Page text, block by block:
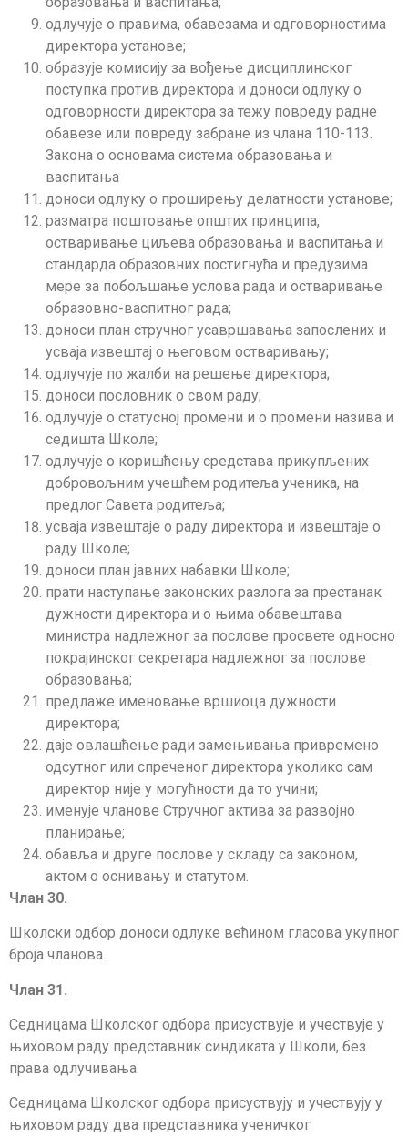
одлучује о правима, обавезама и одговорностима
директора установе;
образује комисију за вођење дисциплинског
поступка против директора и доноси одлуку о
одговорности директора за тежу повреду радне
обавезе или повреду забране из члана 110-113.
Закона о основама система образовања и
васпитања
доноси одлуку о проширењу делатности установе;
разматра поштовање општих принципа,
остваривање циљева образовања и васпитања и
стандарда образовних постигнућа и предузима
мере за побољшање услова рада и остваривање
образовно-васпитног рада;
доноси план стручног усавршавања запослених и
усваја извештај о његовом остваривању;
одлучује по жалби на решење директора;
доноси пословник о свом раду;
одлучује о статусној промени и о промени назива и
седишта Школе;
одлучује о коришћењу средстава прикупљених
добровољним учешћем родитеља ученика, на
предлог Савета родитеља;
усваја извештаје о раду директора и извештаје о
раду Школе;
доноси план јавних набавки Школе;
прати наступање законских разлога за престанак
дужности директора и о њима обавештава
министра надлежног за послове просвете односно
покрајинског секретара надлежног за послове
образовања;
предлаже именовање вршиоца дужности
директора;
даје овлашћење ради замењивања привремено
одсутног или спреченог директора уколико сам
директор није у могућности да то учини;
именује чланове Стручног актива за развојно
планирање;
обавља и друге послове у складу са законом,
актом о оснивању и статутом.
Члан 30.
Школски одбор доноси одлуке већином гласова укупног
броја чланова.
Члан 31.
Седницама Школског одбора присуствује и учествује у
њиховом раду представник синдиката у Школи, без
права одлучивања.
Седницама Школског одбора присуствују и учествују у
њиховом раду два представника ученичког